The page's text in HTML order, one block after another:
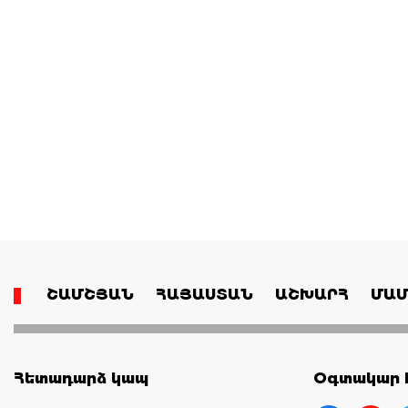
ՇԱՄՇՅԱՆ ՀԱՅԱՍՏԱՆ ԱՇԽԱՐՀ
Հետադարձ կապ Օգտակար